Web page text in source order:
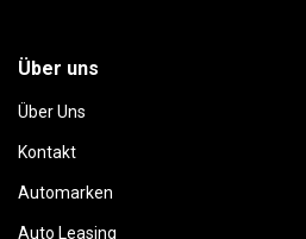
Über uns
Über Uns
Kontakt
Automarken
Auto Leasing